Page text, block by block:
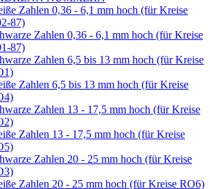
Zahlen 0,36 - 6,1 mm hoch (für Kreise
87)
Zahlen 0,36 - 6,1 mm hoch (für Kreise
87)
Zahlen 6,5 bis 13 mm hoch (für Kreise
Zahlen 6,5 bis 13 mm hoch (für Kreise
Zahlen 13 - 17,5 mm hoch (für Kreise
Zahlen 13 - 17,5 mm hoch (für Kreise
Zahlen 20 - 25 mm hoch (für Kreise
Zahlen 20 - 25 mm hoch (für Kreise RO6)